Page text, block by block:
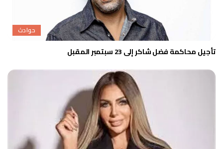
حوادث
تأجيل محاكمة فضل شاكر إلى 23 سبتمبر المقبل